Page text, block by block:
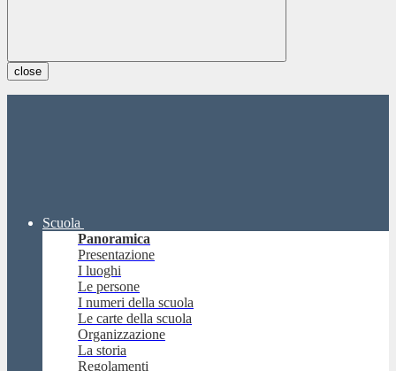
close
Scuola
Panoramica
Presentazione
I luoghi
Le persone
I numeri della scuola
Le carte della scuola
Organizzazione
La storia
Regolamenti